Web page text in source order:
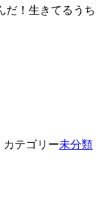
！生きてるうち
カテゴリー未分類